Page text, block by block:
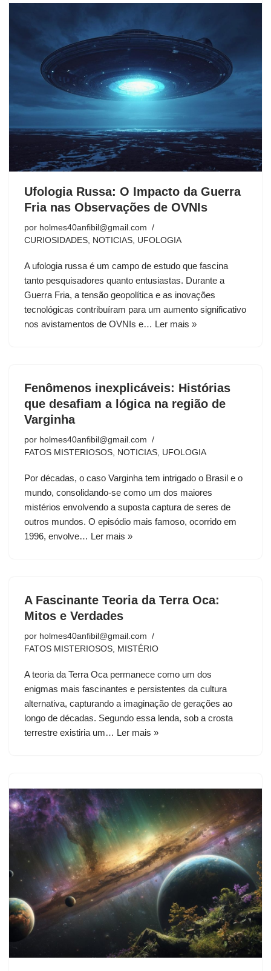
Ufologia Russa: O Impacto da Guerra
Fria nas Observações de OVNIs
por holmes40anfibil@gmail.com
CURIOSIDADES, NOTICIAS, UFOLOGIA
A ufologia russa é um campo de estudo que fascina
tanto pesquisadores quanto entusiastas. Durante a
Guerra Fria, a tensão geopolítica e as inovações
tecnológicas contribuíram para um aumento significativo
nos avistamentos de OVNIs e… Ler mais »
Fenômenos inexplicáveis: Histórias
que desafiam a lógica na região de
Varginha
por holmes40anfibil@gmail.com
FATOS MISTERIOSOS, NOTICIAS, UFOLOGIA
Por décadas, o caso Varginha tem intrigado o Brasil e o
mundo, consolidando-se como um dos maiores
mistérios envolvendo a suposta captura de seres de
outros mundos. O episódio mais famoso, ocorrido em
1996, envolve… Ler mais »
A Fascinante Teoria da Terra Oca:
Mitos e Verdades
por holmes40anfibil@gmail.com
FATOS MISTERIOSOS, MISTÉRIO
A teoria da Terra Oca permanece como um dos
enigmas mais fascinantes e persistentes da cultura
alternativa, capturando a imaginação de gerações ao
longo de décadas. Segundo essa lenda, sob a crosta
terrestre existiria um… Ler mais »